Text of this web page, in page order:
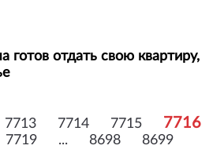
готов отдать свою квартиру,
7713 7714 7715 7716
7719 ... 8698 8699